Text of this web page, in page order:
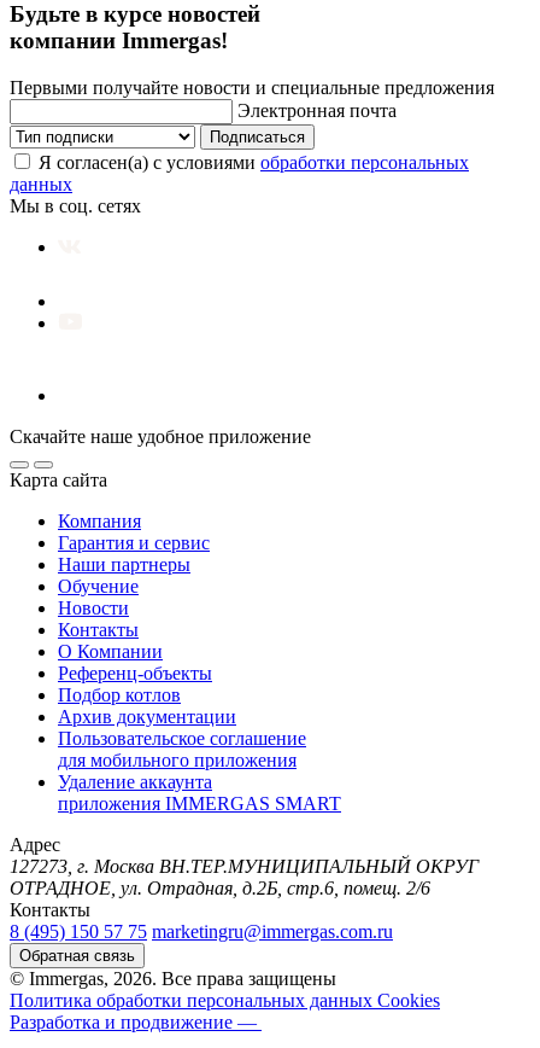
Будьте в курсе новостей
компании Immergas!
Первыми получайте новости и специальные предложения
Электронная почта
Подписаться
Я согласен(а) с условиями обработки персональных
данных
Мы в соц. сетях
Скачайте наше удобное приложение
Карта сайта
Компания
Гарантия и сервис
Наши партнеры
Обучение
Новости
Контакты
О Компании
Референц-объекты
Подбор котлов
Архив документации
Пользовательское соглашение
для мобильного приложения
Удаление аккаунта
приложения IMMERGAS SMART
Адрес
127273, г. Москва ВН.ТЕР.МУНИЦИПАЛЬНЫЙ ОКРУГ
ОТРАДНОЕ, ул. Отрадная, д.2Б, стр.6, помещ. 2/6
Контакты
8 (495) 150 57 75 marketingru@immergas.com.ru
Обратная связь
© Immergas, 2026. Все права защищены
Политика обработки персональных данных Cookies
Разработка и продвижение —